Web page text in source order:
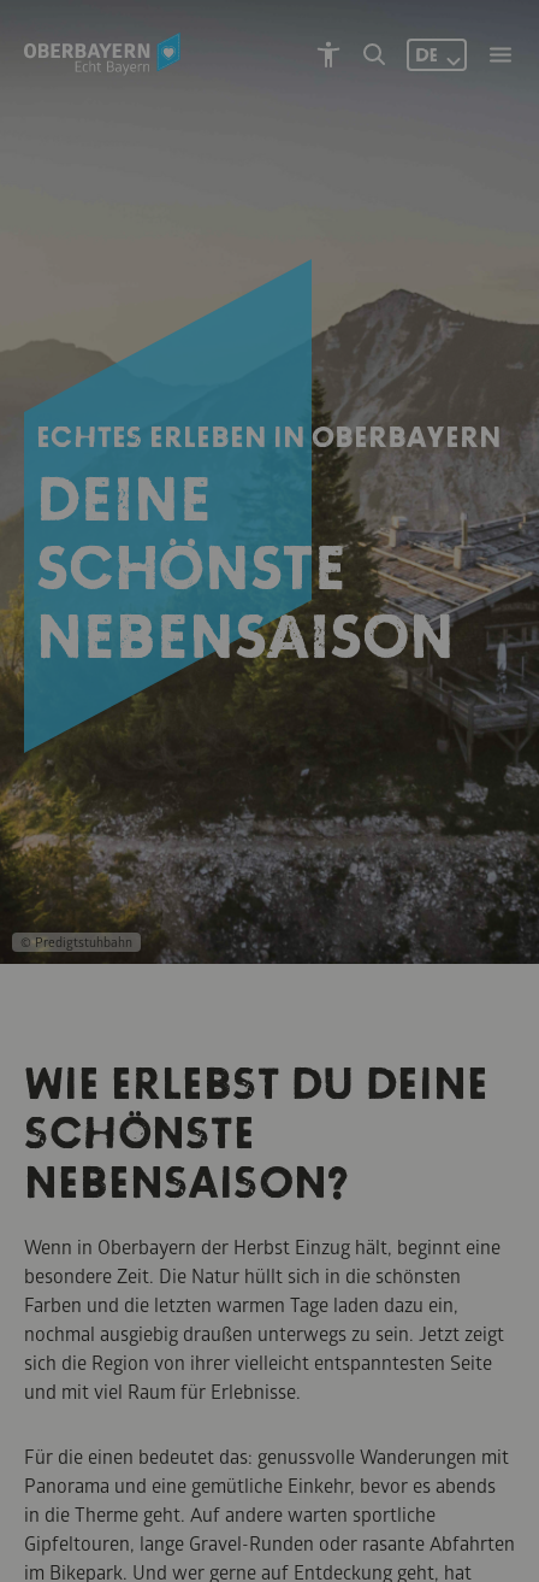
DE
© Predigtstuhbahn
ECHTES ERLEBEN IN OBERBAYERN
Deine
schönste
Nebensaison
WIE ERLEBST DU DEINE
SCHÖNSTE
NEBENSAISON?
Wenn in Oberbayern der Herbst Einzug hält, beginnt eine
besondere Zeit. Die Natur hüllt sich in die schönsten
Farben und die letzten warmen Tage laden dazu ein,
nochmal ausgiebig draußen unterwegs zu sein. Jetzt zeigt
sich die Region von ihrer vielleicht entspanntesten Seite
und mit viel Raum für Erlebnisse.
Für die einen bedeutet das: genussvolle Wanderungen mit
Panorama und eine gemütliche Einkehr, bevor es abends
in die Therme geht. Auf andere warten sportliche
Gipfeltouren, lange Gravel-Runden oder rasante Abfahrten
im Bikepark. Und wer gerne auf Entdeckung geht, hat